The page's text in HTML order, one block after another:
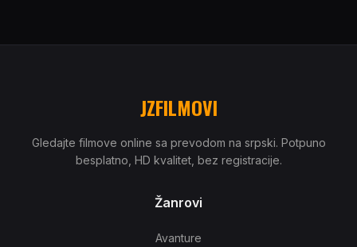
JZFILMOVI
Gledajte filmove online sa prevodom na srpski. Potpuno
besplatno, HD kvalitet, bez registracije.
Žanrovi
Avanture